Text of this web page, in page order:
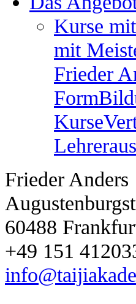
Kurse
mit
Frieder
Form
Kurse
Frieder Anders
60488
+49 151